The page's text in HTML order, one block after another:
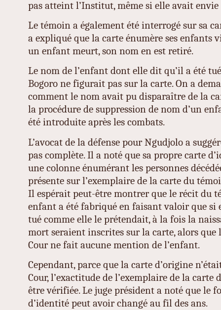
pas atteint l’Institut, même si elle avait envie
Le témoin a également été interrogé sur sa
a expliqué que la carte énumère ses enfants
un enfant meurt, son nom en est retiré.
Le nom de l’enfant dont elle dit qu’il a été
Bogoro ne figurait pas sur la carte. On a
comment le nom avait pu disparaître de la
la procédure de suppression de nom d’un
été introduite après les combats.
L’avocat de la défense pour Ngudjolo a
pas complète. Il a noté que sa propre carte
une colonne énumérant les personnes
présente sur l’exemplaire de la carte du
Il espérait peut-être montrer que le récit du
enfant a été fabriqué en faisant valoir que si
tué comme elle le prétendait, à la fois la
mort seraient inscrites sur la carte, alors que
Cour ne fait aucune mention de l’enfant.
Cependant, parce que la carte d’origine
Cour, l’exactitude de l’exemplaire de la
être vérifiée. Le juge président a noté que le
d’identité peut avoir changé au fil des ans.